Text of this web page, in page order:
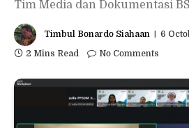
Tim Media dan Dokumentasi
Timbul Bonardo Siahaan
6
2 Mins Read
No Comments